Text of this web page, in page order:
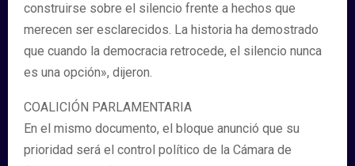
construirse sobre el silencio frente a hechos que
merecen ser esclarecidos. La historia ha demostrado
que cuando la democracia retrocede, el silencio nunca
es una opción», dijeron.
COALICIÓN PARLAMENTARIA
En el mismo documento, el bloque anunció que su
prioridad será el control político de la Cámara de